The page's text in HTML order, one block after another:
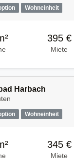
Wohneinheit
395 €
Miete
Harbach
Wohneinheit
345 €
Miete